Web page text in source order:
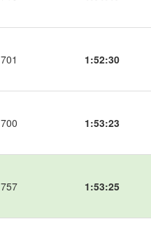
701 1:52:30
700 1:53:23
757 1:53:25